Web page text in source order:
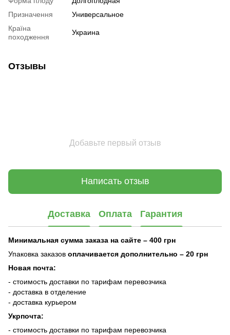
Призначення
Универсальное
Країна
походження
Украина
Отзывы
Добавьте первый отзыв
Написать отзыв
Доставка Оплата Гарантия
Минимальная сумма заказа на сайте – 400 грн
Упаковка заказов оплачивается дополнительно – 20 грн
Новая почта:
- стоимость доставки по тарифам перевозчика
- доставка в отделение
- доставка курьером
Укрпочта:
- стоимость доставки по тарифам перевозчика